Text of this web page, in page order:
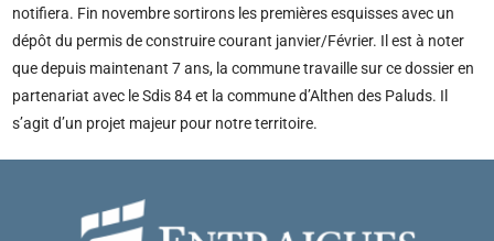
notifiera. Fin novembre sortirons les premières esquisses avec un
dépôt du permis de construire courant janvier/Février. Il est à noter
que depuis maintenant 7 ans, la commune travaille sur ce dossier en
partenariat avec le Sdis 84 et la commune d’Althen des Paluds. Il
s’agit d’un projet majeur pour notre territoire.